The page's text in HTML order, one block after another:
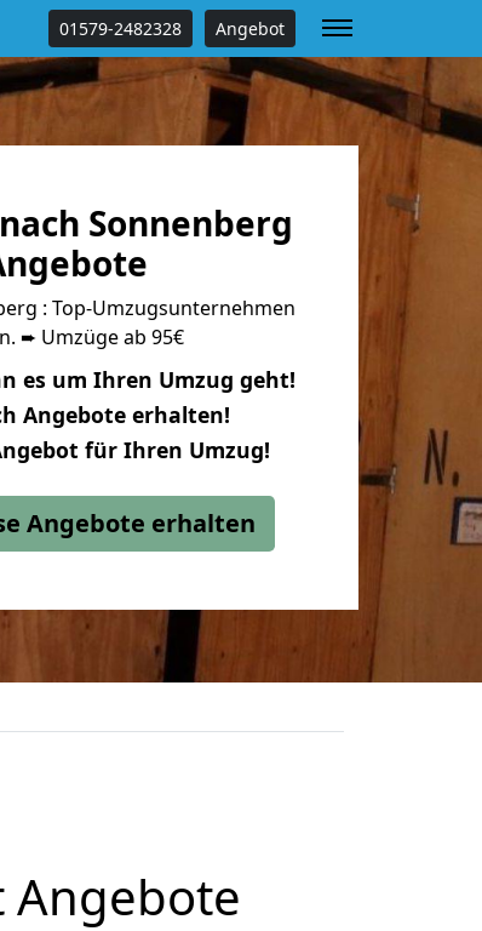
01579-2482328 Angebot
Sonnenberg
: Top-Umzugsunternehmen
➨ Umzüge ab 95€
es um Ihren Umzug geht!
Angebote erhalten!
für Ihren Umzug!
Angebote erhalten
Angebote